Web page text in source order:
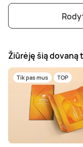
Žiūrėję šią dovaną
Tik pas mus TOP